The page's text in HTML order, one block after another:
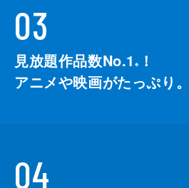
03
見放題作品数No.1 ※
！
アニメや映画がたっぷり。
04